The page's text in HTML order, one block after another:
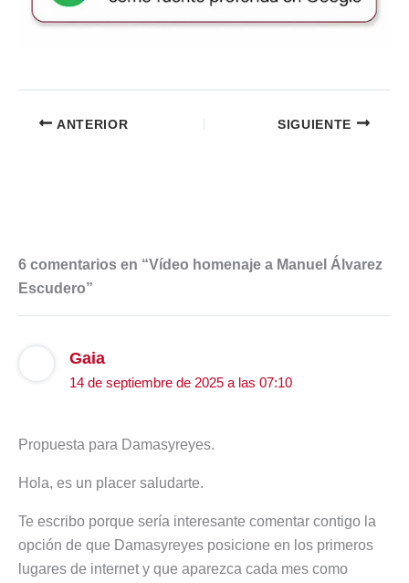
ANTERIOR SIGUIENTE
6 comentarios en “Vídeo homenaje a Manuel Álvarez
Escudero”
Gaia
14 de septiembre de 2025 a las 07:10
Propuesta para Damasyreyes.
Hola, es un placer saludarte.
Te escribo porque sería interesante comentar contigo la
opción de que Damasyreyes posicione en los primeros
lugares de internet y que aparezca cada mes como